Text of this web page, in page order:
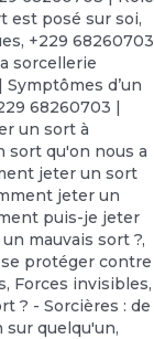
est posé sur soi,
, +229 68260703
sorcellerie
d’un
68260703 |
un sort à
sort qu'on nous a
jeter un sort
jeter un
puis-je jeter
mauvais sort ?,
protéger contre
, Forces invisibles,
? - Sorcières : de
sur quelqu'un,